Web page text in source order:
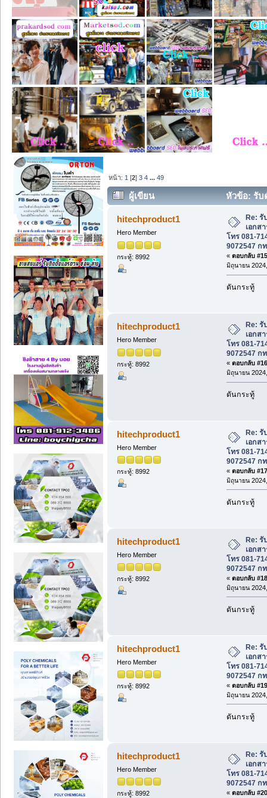
หน้า: 1 [2]3 4 ...49
ผู้เขียน
หัวข้อ: รับ
081-7148273, 085-9072547 กทม-ปริ
hitechproduct1
Hero Member
กระทู้: 8992
Re:
เอกส
โทร 081-
9072547
« ตอบกลับ
มิถุนายน
ดันกระทู้
hitechproduct1
Hero Member
กระทู้: 8992
Re:
เอกส
โทร 081-
9072547
« ตอบกลับ
มิถุนายน
ดันกระทู้
hitechproduct1
Hero Member
กระทู้: 8992
Re: รั
เอกส
โทร 081-
9072547
« ตอบกลับ
มิถุนายน
ดันกระทู้
hitechproduct1
Hero Member
กระทู้: 8992
Re: รั
เอกส
โทร 081-
9072547
« ตอบกลับ
มิถุนายน
ดันกระทู้
hitechproduct1
Hero Member
กระทู้: 8992
Re:
เอกส
โทร 081-
9072547
« ตอบกลับ
มิถุนายน
ดันกระทู้
hitechproduct1
Hero Member
กระทู้: 8992
Re:
เอกส
โทร 081-
9072547
« ตอบกลับ